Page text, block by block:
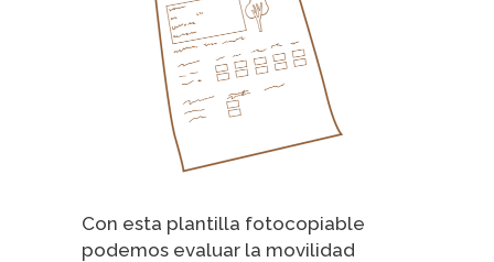
Con esta plantilla fotocopiable
podemos evaluar la movilidad